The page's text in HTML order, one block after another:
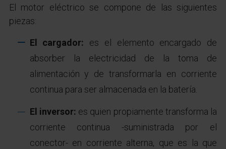
El motor eléctrico se compone de las siguientes
piezas:
El cargador: es el elemento encargado de
absorber la electricidad de la toma de
alimentación y de transformarla en corriente
continua para ser almacenada en la batería.
El inversor: es quien propiamente transforma la
corriente continua -suministrada por el
conector- en corriente alterna, que es la que